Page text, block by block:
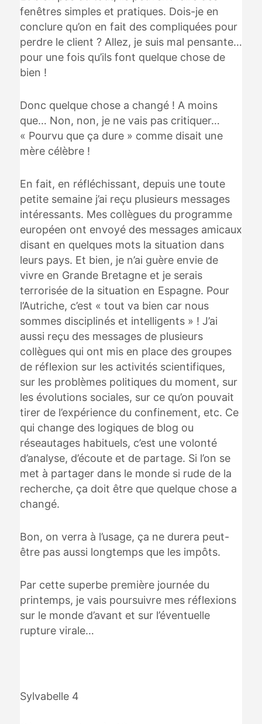
fenêtres simples et pratiques. Dois-je en
conclure qu’on en fait des compliquées pour
perdre le client ? Allez, je suis mal pensante…
pour une fois qu’ils font quelque chose de
bien !
Donc quelque chose a changé ! A moins
que… Non, non, je ne vais pas critiquer…
« Pourvu que ça dure » comme disait une
mère célèbre !
En fait, en réfléchissant, depuis une toute
petite semaine j’ai reçu plusieurs messages
intéressants. Mes collègues du programme
européen ont envoyé des messages amicaux
disant en quelques mots la situation dans
leurs pays. Et bien, je n’ai guère envie de
vivre en Grande Bretagne et je serais
terrorisée de la situation en Espagne. Pour
l’Autriche, c’est « tout va bien car nous
sommes disciplinés et intelligents » ! J’ai
aussi reçu des messages de plusieurs
collègues qui ont mis en place des groupes
de réflexion sur les activités scientifiques,
sur les problèmes politiques du moment, sur
les évolutions sociales, sur ce qu’on pouvait
tirer de l’expérience du confinement, etc. Ce
qui change des logiques de blog ou
réseautages habituels, c’est une volonté
d’analyse, d’écoute et de partage. Si l’on se
met à partager dans le monde si rude de la
recherche, ça doit être que quelque chose a
changé.
Bon, on verra à l’usage, ça ne durera peut-
être pas aussi longtemps que les impôts.
Par cette superbe première journée du
printemps, je vais poursuivre mes réflexions
sur le monde d’avant et sur l’éventuelle
rupture virale…
Sylvabelle 4